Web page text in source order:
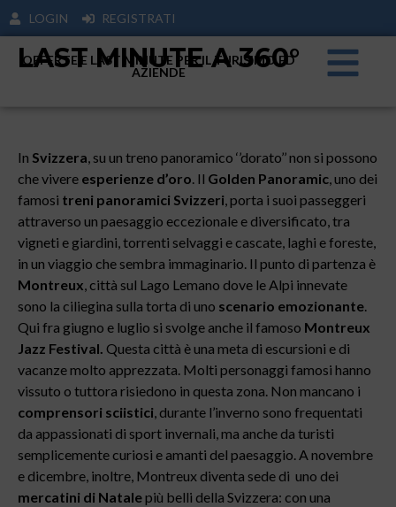
LOGIN REGISTRATI
LAST MINUTE A 360°
OFFERTE E LAST MINUTE PER IL TURISIMO ED
AZIENDE
In Svizzera, su un treno panoramico ‘’dorato’’ non si possono
che vivere esperienze d’oro. Il Golden Panoramic, uno dei
famosi treni panoramici Svizzeri, porta i suoi passeggeri
attraverso un paesaggio eccezionale e diversificato, tra
vigneti e giardini, torrenti selvaggi e cascate, laghi e foreste,
in un viaggio che sembra immaginario. Il punto di partenza è
Montreux, città sul Lago Lemano dove le Alpi innevate
sono la ciliegina sulla torta di uno scenario emozionante.
Qui fra giugno e luglio si svolge anche il famoso Montreux
Jazz Festival. Questa città è una meta di escursioni e di
vacanze molto apprezzata. Molti personaggi famosi hanno
vissuto o tuttora risiedono in questa zona. Non mancano i
comprensori sciistici, durante l’inverno sono frequentati
da appassionati di sport invernali, ma anche da turisti
semplicemente curiosi e amanti del paesaggio. A novembre
e dicembre, inoltre, Montreux diventa sede di uno dei
mercatini di Natalepiù belli della Svizzera: con una